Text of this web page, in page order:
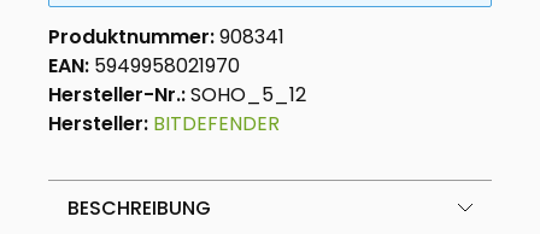
Produktnummer:908341
EAN: 5949958021970
Hersteller-Nr.:SOHO_5_12
Hersteller: BITDEFENDER
BESCHREIBUNG